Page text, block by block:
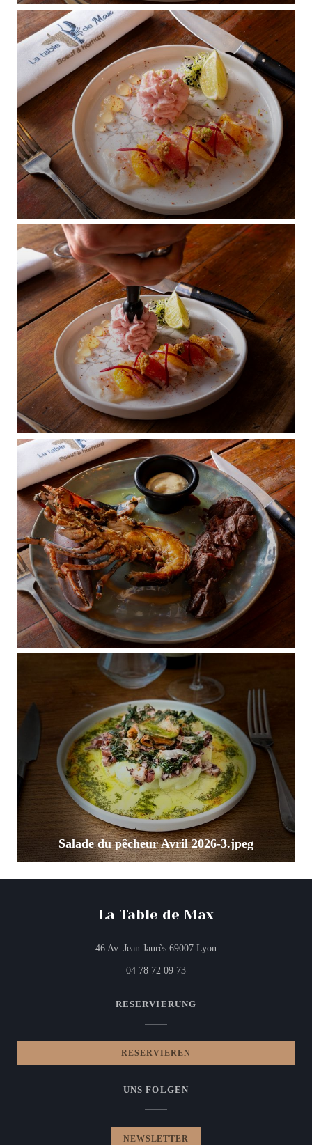
Salade du pêcheur Avril 2026-3.jpeg
La Table de Max
46 Av. Jean Jaurès 69007 Lyon
04 78 72 09 73
RESERVIERUNG
RESERVIEREN
UNS FOLGEN
NEWSLETTER